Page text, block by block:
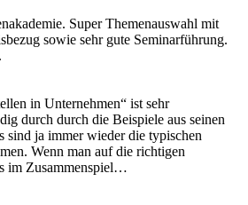
Super Themenauswahl mit
sowie sehr gute Seminarführung.
in Unternehmen“ ist sehr
durch durch die Beispiele aus seinen
sind ja immer wieder die typischen
Wenn man auf die richtigen
im Zusammenspiel…